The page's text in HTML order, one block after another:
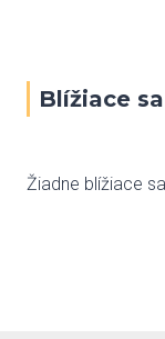
Blížiace
Žiadne blížiace